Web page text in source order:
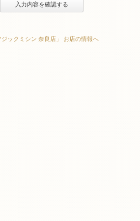
ックミシン 奈良店」 お店の情報へ